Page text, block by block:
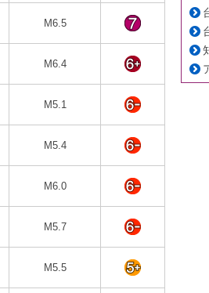
M6.5
M6.4
M5.1
M5.4
M6.0
M5.7
M5.5